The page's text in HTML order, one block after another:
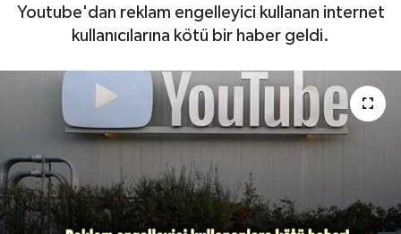
Youtube'dan reklam engelleyici kullanan internet
kullanıcılarına kötü bir haber geldi.